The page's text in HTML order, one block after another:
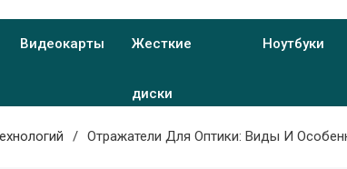
Видеокарты Жесткие
диски
Ноутбуки
Отражатели Для Оптики: Виды И